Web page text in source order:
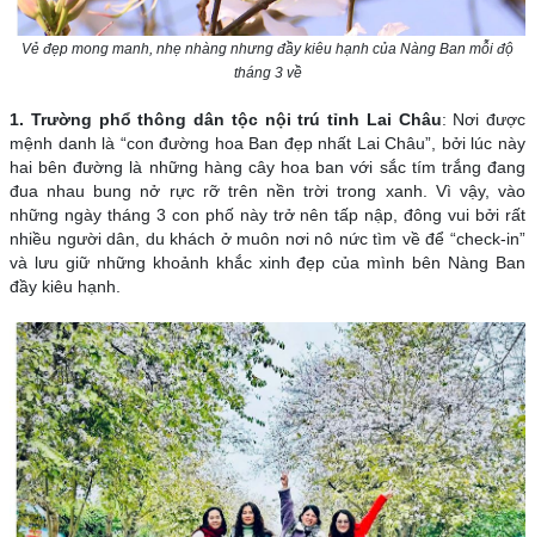
Vẻ đẹp mong manh, nhẹ nhàng nhưng đầy kiêu hạnh của Nàng Ban mỗi độ
tháng 3 về
1. Trường phổ thông dân tộc nội trú tỉnh Lai Châu: Nơi được
mệnh danh là “con đường hoa Ban đẹp nhất Lai Châu”, bởi lúc này
hai bên đường là những hàng cây hoa ban với sắc tím trắng đang
đua nhau bung nở rực rỡ trên nền trời trong xanh. Vì vậy, vào
những ngày tháng 3 con phố này trở nên tấp nập, đông vui bởi rất
nhiều người dân, du khách ở muôn nơi nô nức tìm về để “check-in”
và lưu giữ những khoảnh khắc xinh đẹp của mình bên Nàng Ban
đầy kiêu hạnh.